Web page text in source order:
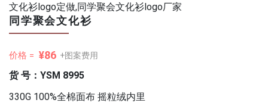
同学聚会文化衫
价格 = ¥86 +图案费用
货 号：YSM 8995
330G 100%全棉面布 摇粒绒内里